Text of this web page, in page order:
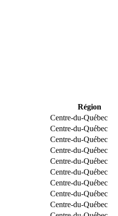
Région
Centre-du-Québec
Centre-du-Québec
Centre-du-Québec
Centre-du-Québec
Centre-du-Québec
Centre-du-Québec
Centre-du-Québec
Centre-du-Québec
Centre-du-Québec